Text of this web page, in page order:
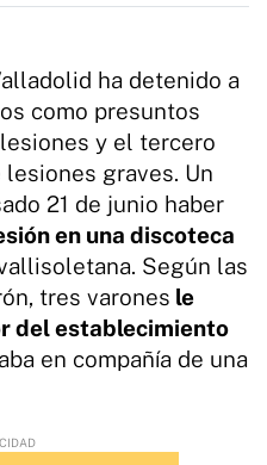
ha detenido a
como presuntos
y el tercero
graves. Un
21 de junio haber
en una discoteca
Según las
tres varones le
del establecimiento
en compañía de una